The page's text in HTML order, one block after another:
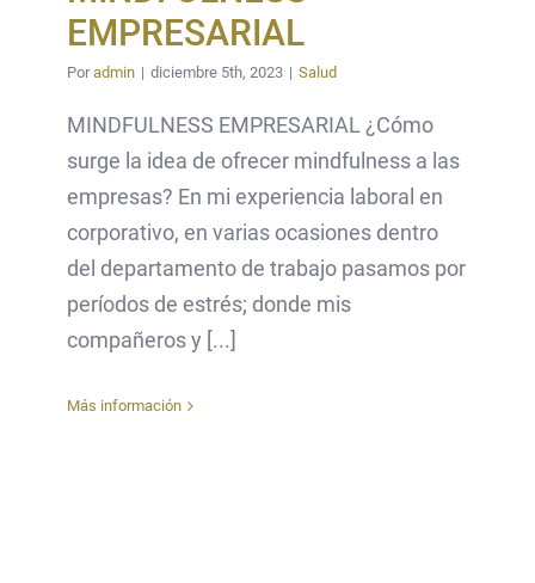
EMPRESARIAL
Poradmin | diciembre 5th, 2023 | Salud
MINDFULNESS EMPRESARIAL ¿Cómo
surge la idea de ofrecer mindfulness a las
empresas? En mi experiencia laboral en
corporativo, en varias ocasiones dentro
del departamento de trabajo pasamos por
períodos de estrés; donde mis
compañeros y [...]
Más información